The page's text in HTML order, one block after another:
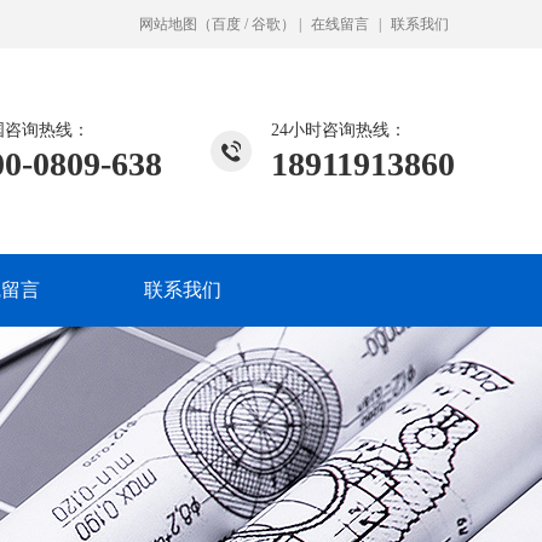
网站地图 （百度 / 谷歌 ） 在线留言 联系我们
24小时咨询热线：
18911913860
询热线：
0809-638
言 联系我们